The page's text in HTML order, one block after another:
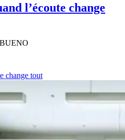
l’écoute change
change tout